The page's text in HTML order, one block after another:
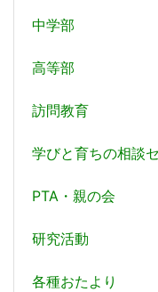
中学部
高等部
訪問教育
学びと育ちの相談
PTA・親の会
研究活動
各種おたより